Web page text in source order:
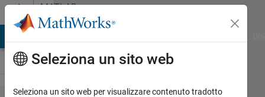
Vai al contenutoMATLAB
Answers
Seleziona un sito web
Seleziona un sito web per visualizzare contenuto tradotto